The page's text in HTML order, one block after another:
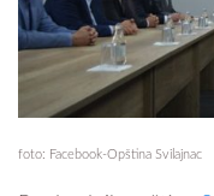
foto: Facebook-Opština Svilajnac